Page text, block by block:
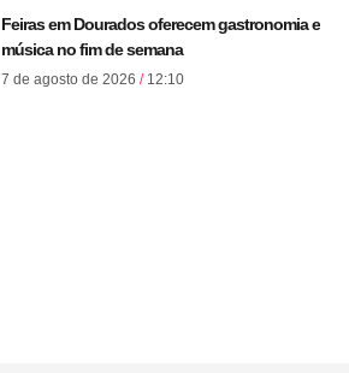
Feiras em Dourados oferecem gastronomia e
música no fim de semana
7 de agosto de 2026 12:10